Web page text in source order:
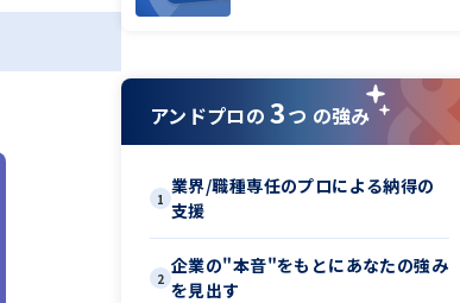
アンドプロの3つ の強み
1
業界/職種専任のプロによる納得の
支援
2
企業の"本音"をもとにあなたの強み
を見出す